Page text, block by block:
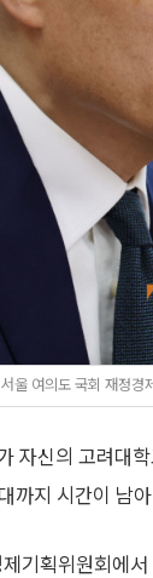
울 여의도 국회 재정
자신의 고려대
까지 시간이 남
기획위원회에